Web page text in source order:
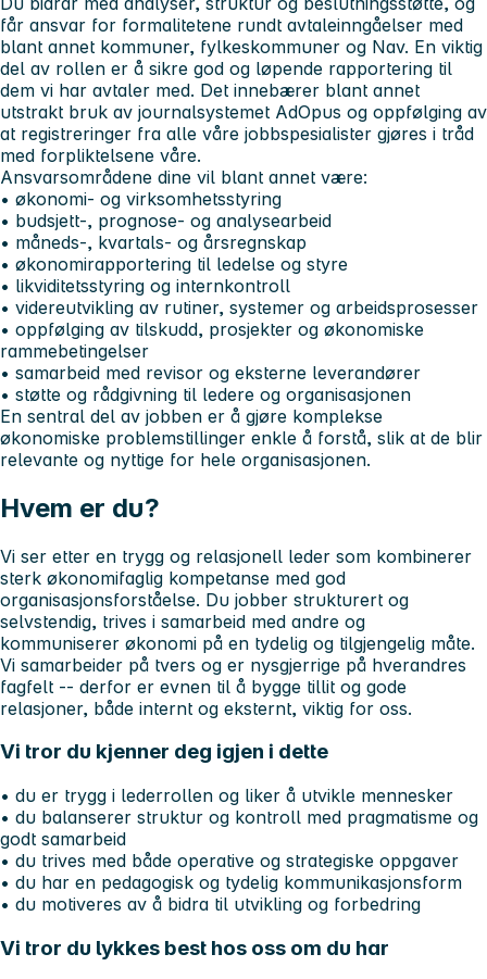
får ansvar for formalitetene rundt avtaleinngåelser med
blant annet kommuner, fylkeskommuner og Nav. En viktig
del av rollen er å sikre god og løpende rapportering til
dem vi har avtaler med. Det innebærer blant annet
utstrakt bruk av journalsystemet AdOpus og oppfølging av
at registreringer fra alle våre jobbspesialister gjøres i tråd
med forpliktelsene våre.
Ansvarsområdene dine vil blant annet være:
• økonomi- og virksomhetsstyring
• budsjett-, prognose- og analysearbeid
• måneds-, kvartals- og årsregnskap
• økonomirapportering til ledelse og styre
• likviditetsstyring og internkontroll
• videreutvikling av rutiner, systemer og arbeidsprosesser
• oppfølging av tilskudd, prosjekter og økonomiske
rammebetingelser
• samarbeid med revisor og eksterne leverandører
• støtte og rådgivning til ledere og organisasjonen
En sentral del av jobben er å gjøre komplekse
økonomiske problemstillinger enkle å forstå, slik at de blir
relevante og nyttige for hele organisasjonen.
Hvem er du?
Vi ser etter en trygg og relasjonell leder som kombinerer
sterk økonomifaglig kompetanse med god
organisasjonsforståelse. Du jobber strukturert og
selvstendig, trives i samarbeid med andre og
kommuniserer økonomi på en tydelig og tilgjengelig måte.
Vi samarbeider på tvers og er nysgjerrige på hverandres
fagfelt -- derfor er evnen til å bygge tillit og gode
relasjoner, både internt og eksternt, viktig for oss.
Vi tror du kjenner deg igjen i dette
• du er trygg i lederrollen og liker å utvikle mennesker
• du balanserer struktur og kontroll med pragmatisme og
godt samarbeid
• du trives med både operative og strategiske oppgaver
• du har en pedagogisk og tydelig kommunikasjonsform
• du motiveres av å bidra til utvikling og forbedring
Vi tror du lykkes best hos oss om du har